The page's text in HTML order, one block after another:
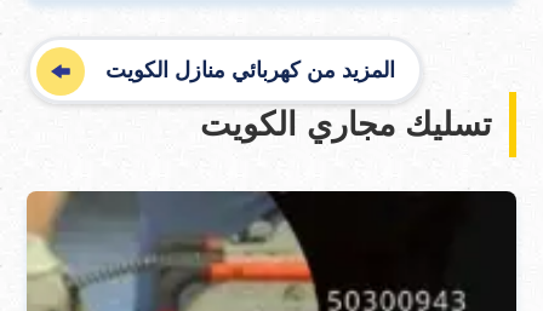
المزيد من كهربائي منازل الكويت
تسليك مجاري الكويت